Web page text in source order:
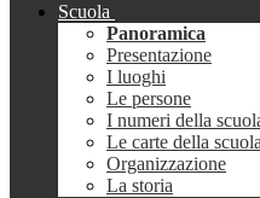
Scuola
Panoramica
Presentazione
I luoghi
Le persone
I numeri della
Le carte della scuola
Organizzazione
La storia